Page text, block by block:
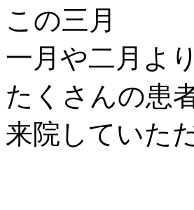
この三月
一月や二月よ
たくさんの患
来院していた